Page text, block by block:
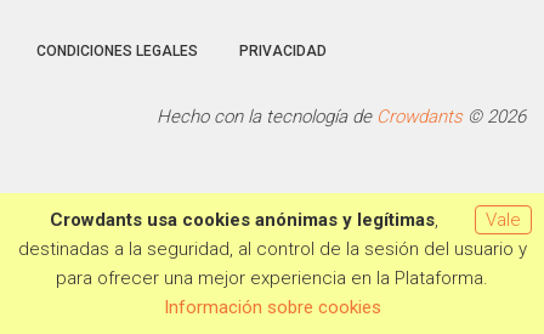
CONDICIONES LEGALES PRIVACIDAD
Hecho con la tecnología de Crowdants© 2026
Vale
Crowdants usa cookies anónimas y legítimas,
destinadas a la seguridad, al control de la sesión del usuario y
para ofrecer una mejor experiencia en la Plataforma.
Información sobre cookies